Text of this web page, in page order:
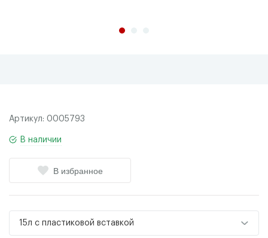
Артикул: 0005793
В наличии
В избранное
15л с пластиковой вставкой